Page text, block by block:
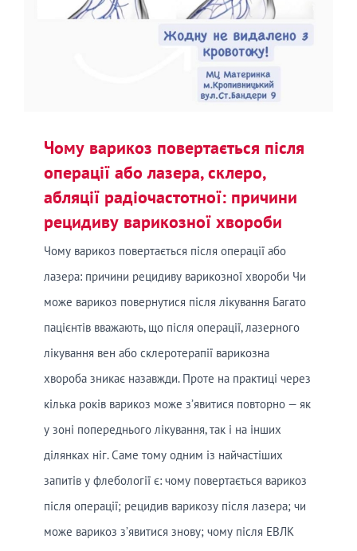
Чому варикоз повертається після
операції або лазера, склеро,
абляції радіочастотної: причини
рецидиву варикозної хвороби
Чому варикоз повертається після операції або
лазера: причини рецидиву варикозної хвороби Чи
може варикоз повернутися після лікування Багато
пацієнтів вважають, що після операції, лазерного
лікування вен або склеротерапії варикозна
хвороба зникає назавжди. Проте на практиці через
кілька років варикоз може з’явитися повторно — як
у зоні попереднього лікування, так і на інших
ділянках ніг. Саме тому одним із найчастіших
запитів у флебології є: чому повертається варикоз
після операції; рецидив варикозу після лазера; чи
може варикоз з’явитися знову; чому після ЕВЛК